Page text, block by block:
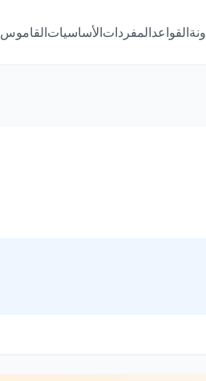
القواعدالمفرداتالأساسياتالقاموس